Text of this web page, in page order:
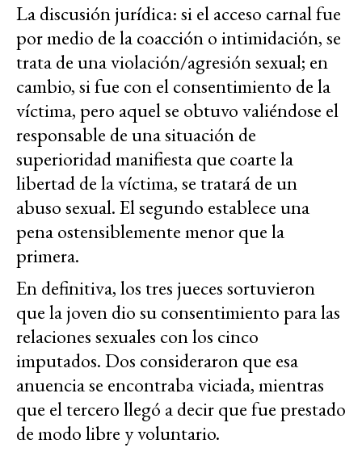
La discusión jurídica: si el acceso carnal fue
por medio de la coacción o intimidación, se
trata de una violación/agresión sexual; en
cambio, si fue con el consentimiento de la
víctima, pero aquel se obtuvo valiéndose el
responsable de una situación de
superioridad manifiesta que coarte la
libertad de la víctima, se tratará de un
abuso sexual. El segundo establece una
pena ostensiblemente menor que la
primera.
En definitiva, los tres jueces sortuvieron
que la joven dio su consentimiento para las
relaciones sexuales con los cinco
imputados. Dos consideraron que esa
anuencia se encontraba viciada, mientras
que el tercero llegó a decir que fue prestado
de modo libre y voluntario.